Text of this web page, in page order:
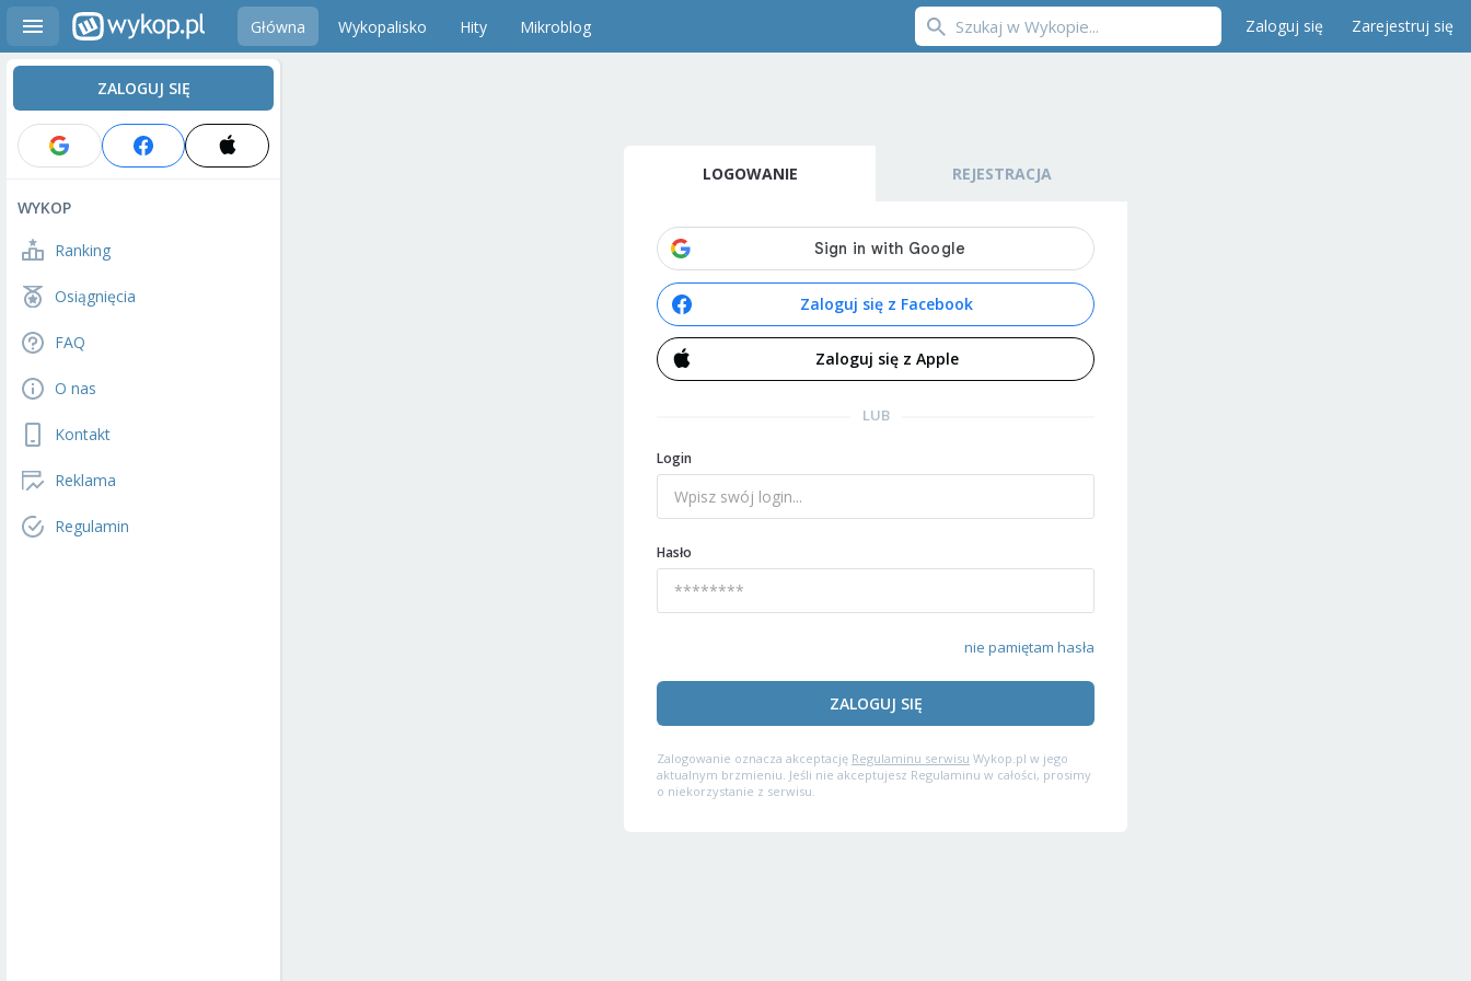
Główna Wykopalisko Hity Mikroblog Zaloguj się Zarejestruj się
ZALOGUJ SIĘ
WYKOP
Ranking
Osiągnięcia
FAQ
O nas
Kontakt
Reklama
Regulamin
LOGOWANIE REJESTRACJA
Zaloguj się z Facebook
Zaloguj się z Apple
LUB
Login
Hasło
nie pamiętam hasła
ZALOGUJ SIĘ
Zalogowanie oznacza akceptację Regulaminu serwisu Wykop.pl w jego
aktualnym brzmieniu. Jeśli nie akceptujesz Regulaminu w całości, prosimy
o niekorzystanie z serwisu.